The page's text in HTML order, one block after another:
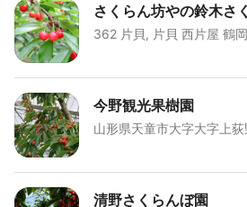
さくらん坊やの鈴木さ
362 片貝, 片貝 西片屋 鶴
今野観光果樹園
山形県天童市大字大字上荻
清野さくらんぼ園